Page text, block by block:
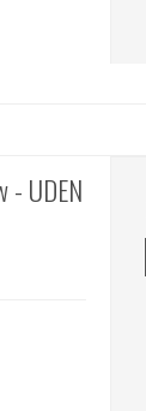
- UDEN